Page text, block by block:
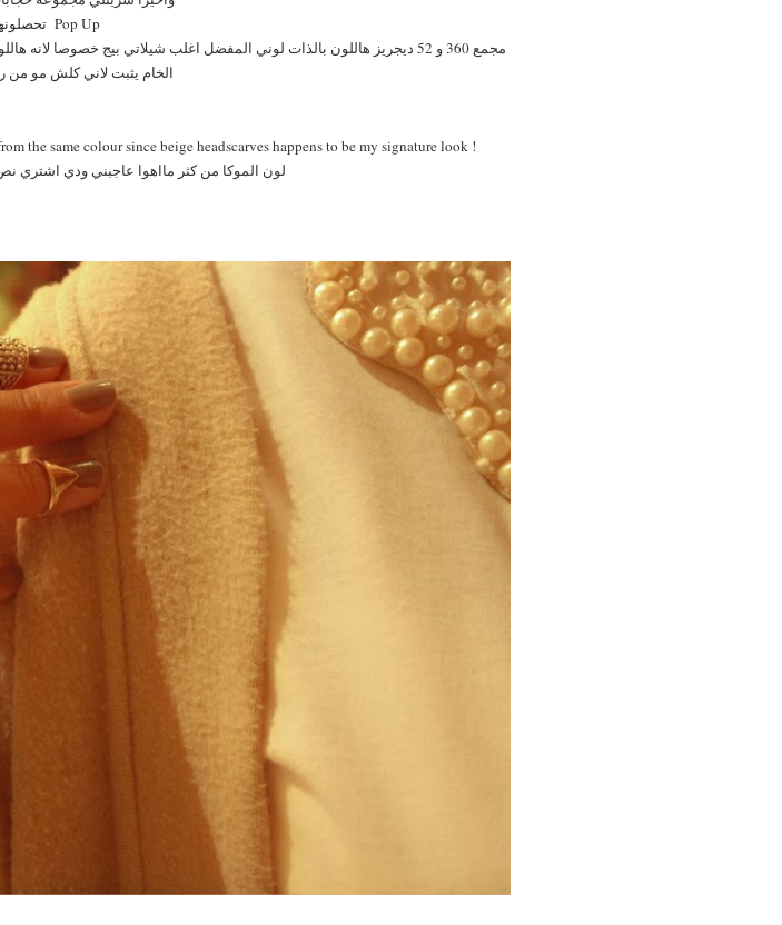
تحصلونهم في Pop Up
مجمع 360 و 52 ديجريز هاللون بالذات لوني المفضل اغلب شيلاتي بيج خصوصا
the same colour since beige headscarves happens to be my signature look !
لون الموكا من كثر مااهوا عاجبني ودي اشتري